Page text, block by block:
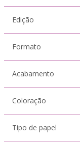
Edição
Formato
Acabamento
Coloração
Tipo de papel